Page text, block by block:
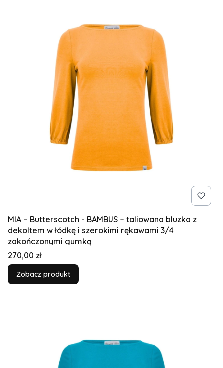
MIA – Butterscotch - BAMBUS – taliowana bluzka z
dekoltem w łódkę i szerokimi rękawami 3/4
zakończonymi gumką
Cena
270,00 zł
Zobacz produkt